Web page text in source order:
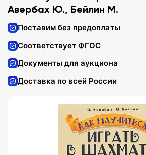
Авербах Ю., Бейлин М.
Поставим без предоплаты
Соответствует ФГОС
Документы для аукциона
Доставка по всей России